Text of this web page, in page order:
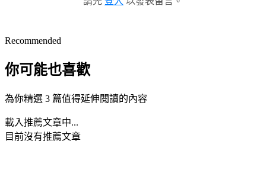
Recommended
你可能也喜歡
為你精選 3 篇值得延伸閱讀的內容
載入推薦文章中...
目前沒有推薦文章